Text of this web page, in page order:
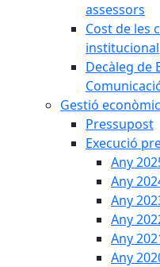
assessors
Cost de les
institucional
Decàleg de
Gestió
Pressupost
Execució
Any
Any
Any
Any
Any
Any